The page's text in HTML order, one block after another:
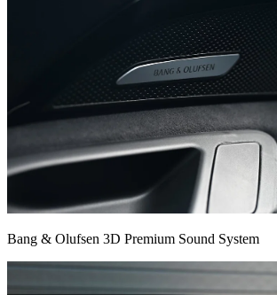
Bang & Olufsen 3D Premium Sound System